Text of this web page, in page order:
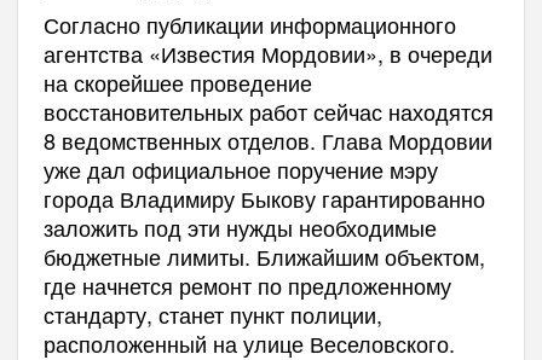
Согласно публикации информационного
агентства «Известия Мордовии», в очереди
на скорейшее проведение
восстановительных работ сейчас находятся
8 ведомственных отделов. Глава Мордовии
уже дал официальное поручение мэру
города Владимиру Быкову гарантированно
заложить под эти нужды необходимые
бюджетные лимиты. Ближайшим объектом,
где начнется ремонт по предложенному
стандарту, станет пункт полиции,
расположенный на улице Веселовского.